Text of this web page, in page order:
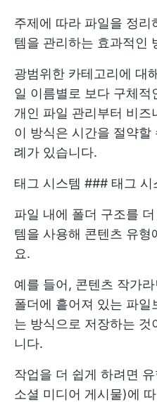
주제에 따라 파일을 정
템을 관리하는 효과적인
광범위한 카테고리에 대
일 이름별로 보다 구체
개인 파일 관리부터 비
이 방식은 시간을 절약
례가 있습니다.
태그 시스템 ### 태그 시
파일 내에 폴더 구조를
템을 사용해 콘텐츠 유형
요.
예를 들어, 콘텐츠 작가
폴더에 흩어져 있는 파일
는 방식으로 저장하는 것
니다.
작업을 더 쉽게 하려면
소셜 미디어 게시물)에